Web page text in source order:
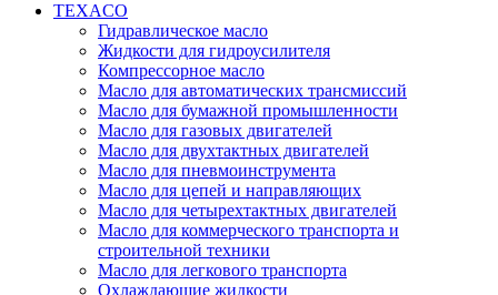
TEXACO
Гидравлическое масло
Жидкости для гидроусилителя
Компрессорное масло
Масло для автоматических трансмиссий
Масло для бумажной промышленности
Масло для газовых двигателей
Масло для двухтактных двигателей
Масло для пневмоинструмента
Масло для цепей и направляющих
Масло для четырехтактных двигателей
Масло для коммерческого транспорта и
строительной техники
Масло для легкового транспорта
Охлаждающие жидкости